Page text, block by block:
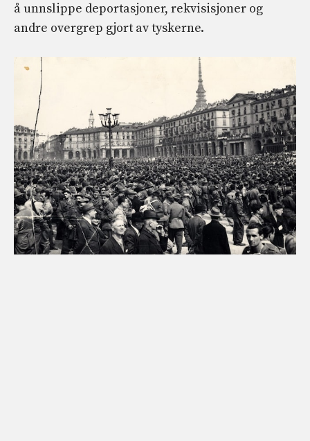
å unnslippe deportasjoner, rekvisisjoner og
andre overgrep gjort av tyskerne.